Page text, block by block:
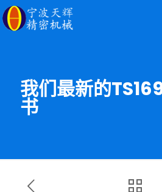
我们最新的
书